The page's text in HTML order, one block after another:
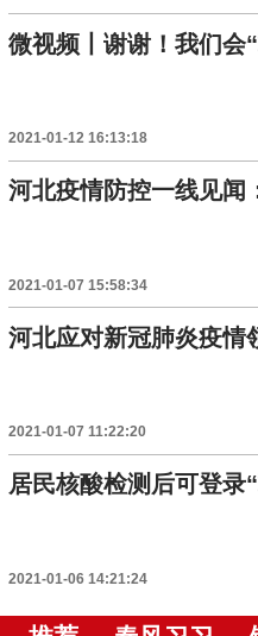
微视频丨谢谢！我们会
2021-01-12 16:13:18
河北疫情防控一线见闻
2021-01-07 15:58:34
河北应对新冠肺炎疫情
2021-01-07 11:22:20
居民核酸检测后可登录
2021-01-06 14:21:24